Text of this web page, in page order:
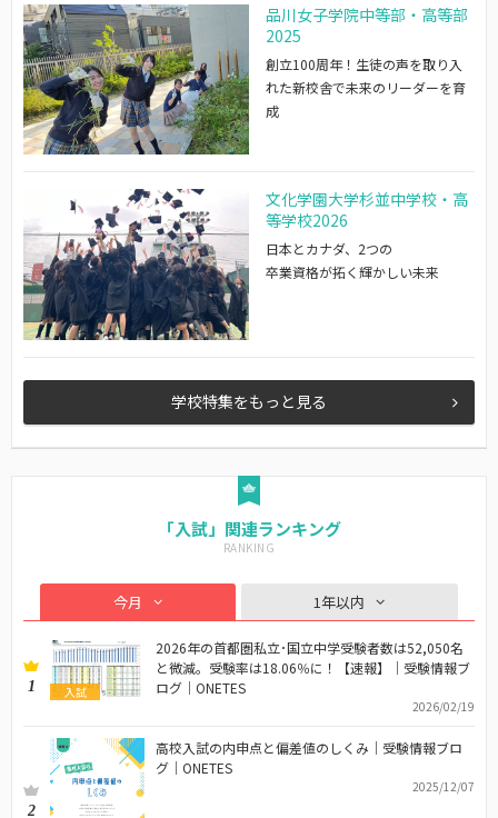
品川女子学院中等部・高等部
2025
創立100周年！生徒の声を取り入
れた新校舎で未来のリーダーを育
成
文化学園大学杉並中学校・高
等学校2026
日本とカナダ、2つの
卒業資格が拓く輝かしい未来
学校特集をもっと見る
「入試」関連ランキング
今月 1年以内
1 入試
2026年の首都圏私立･国立中学受験者数は52,050名
と微減。受験率は18.06％に！【速報】｜受験情報ブ
ログ｜ONETES
2026/02/19
2
高校入試の内申点と偏差値のしくみ｜受験情報ブロ
グ｜ONETES
2025/12/07